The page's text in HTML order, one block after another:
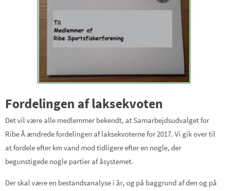
Fordelingen af laksekvoten
Det vil være alle medlemmer bekendt, at Samarbejdsudvalget for
Ribe Å ændrede fordelingen af laksekvoterne for 2017. Vi gik over til
at fordele efter km vand mod tidligere efter en nøgle, der
begunstigede nogle partier af åsystemet.
Der skal være en bestandsanalyse i år, og på baggrund af den og på